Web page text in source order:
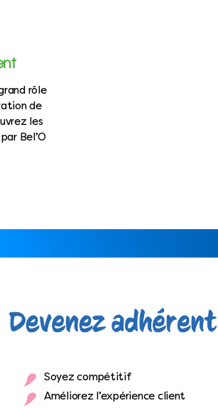
rôle
de
les
Bel’O
Soyez compétitif
Améliorez l’expérience client